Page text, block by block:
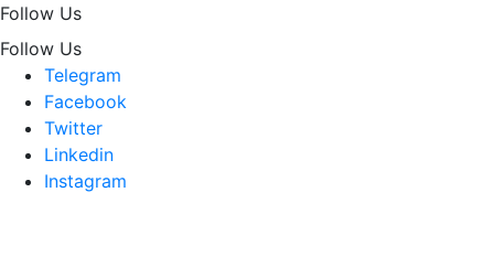
Follow Us
Follow Us
Telegram
Facebook
Twitter
Linkedin
Instagram